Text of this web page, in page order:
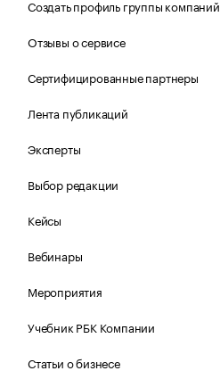
Создать профиль группы компаний
Отзывы о сервисе
Сертифицированные партнеры
Лента публикаций
Эксперты
Выбор редакции
Кейсы
Вебинары
Мероприятия
Учебник РБК Компании
Статьи о бизнесе